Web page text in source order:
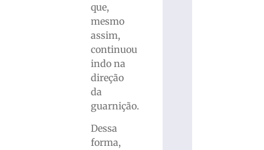
que,
mesmo
assim,
continuou
indo na
direção
da
guarnição.
Dessa
forma,